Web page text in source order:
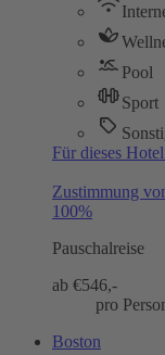
Pool
Sport
Für dieses
Zustimmung
100%
Pauschalreise
ab €546,-
pro
Boston